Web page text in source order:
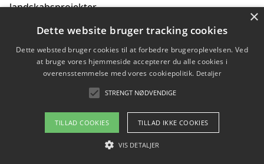
landskabsprojekter
Gør haven til et frirum for familien og naturen
Copyright 2026 - Pilanto Aps
Om / kontakt
Blog Betingelser
×
Dette website bruger tracking cookies
Dette websted bruger cookies til at forbedre brugeroplevelsen. Ved
at bruge vores hjemmeside accepterer du alle cookies i
overensstemmelse med vores cookiepolitik. Detaljer
STRENGT NØDVENDIGE
TILLAD COOKIES TILLAD IKKE COOKIES
VIS DETALJER